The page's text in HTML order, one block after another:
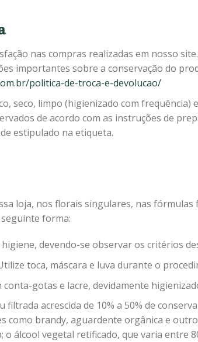
nas compras realizadas em nosso
importantes sobre a conservação do
politica-de-troca-e-devolucao/
seco, limpo (higienizado com frequência)
de acordo com as instruções de
estipulado na etiqueta.
loja, nos florais singulares, nas
seguinte forma:
devendo-se observar os critérios
toca, máscara e luva durante o
gotas e lacre, devidamente
acrescida de 10% a 50% de
como brandy, aguardente orgânica e
álcool vegetal retificado, que varia entre